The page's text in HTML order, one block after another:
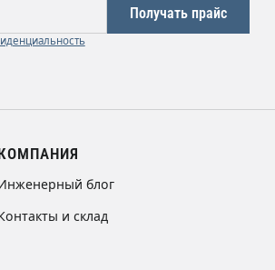
Получать прайс
блог
и склад